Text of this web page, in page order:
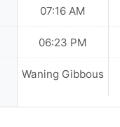
07:16 AM
06:23 PM
Waning Gibbous